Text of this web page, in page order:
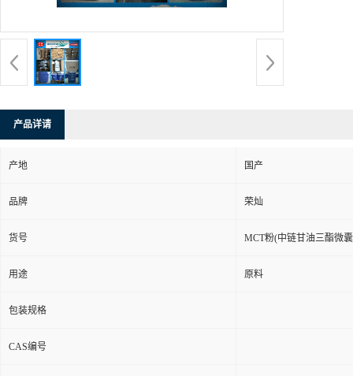
产品详请
产地 国产
品牌 荣灿
货号 MCT粉(中链甘油三酯微
用途 原料
包装规格
CAS编号